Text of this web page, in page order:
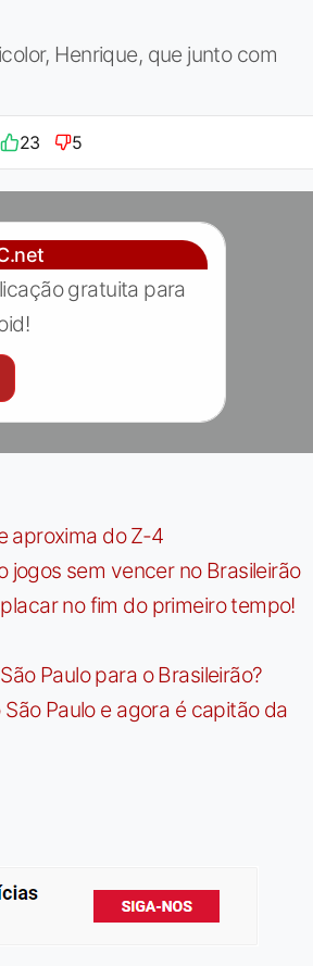
Henrique, que junto com
23 5
gratuita para
aproxima do Z-4
jogos sem vencer no Brasileirão
no fim do primeiro tempo!
Paulo para o Brasileirão?
Paulo e agora é capitão da